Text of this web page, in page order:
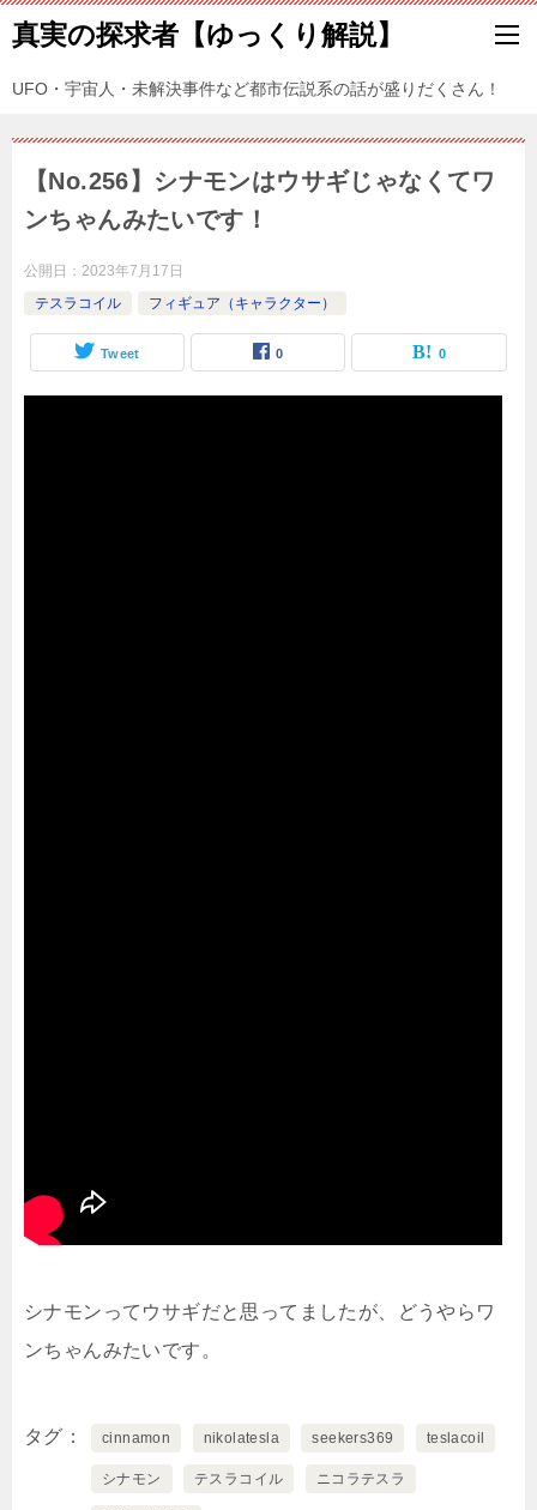
真実の探求者【ゆっくり解説】
UFO・宇宙人・未解決事件など都市伝説系の話が盛りだくさん！
【No.256】シナモンはウサギじゃなくてワ
ンちゃんみたいです！
公開日： 2023年7月17日
テスラコイル
フィギュア（キャラクター）
Tweet 0 0
シナモンってウサギだと思ってましたが、どうやらワ
ンちゃんみたいです。
タグ cinnamon nikolatesla seekers369 teslacoil
シナモン テスラコイル ニコラテスラ